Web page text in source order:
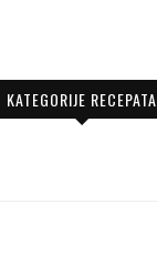
KATEGORIJE RECEPATA